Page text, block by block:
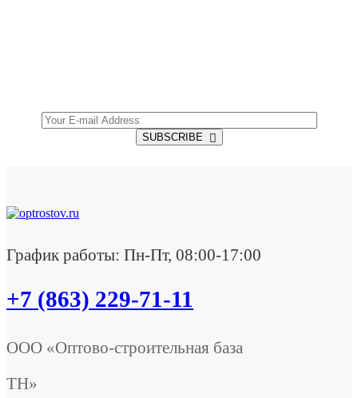
SUBSCRIBE
График работы: Пн-Пт, 08:00-17:00
+7 (863) 229-71-11
ООО «Оптово-строительная база
ТН»